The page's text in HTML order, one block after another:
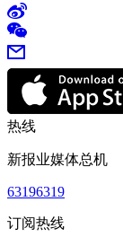
热线
新报业媒体总机
63196319
订阅热线